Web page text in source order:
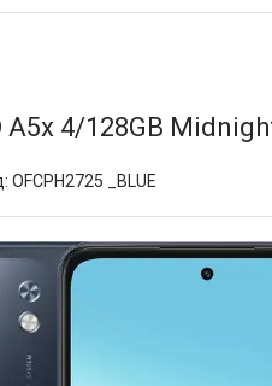
4/128GB
OFCPH2725 _BLUE